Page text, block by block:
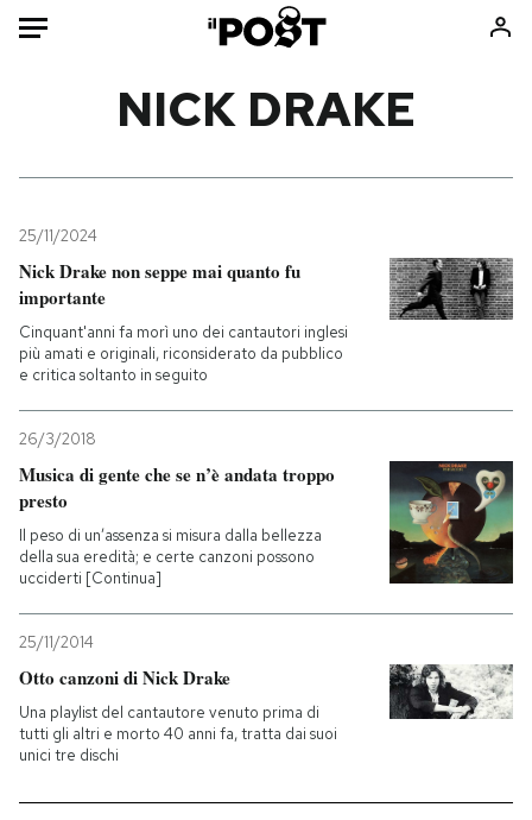
Mondo
Politica
Tecnologia
Internet
Scienza
Economia
Sport
Consumismi
Ok Boomer!
Mondiali calcio 2026
PODCAST
NEWSLETTER
I MIEI PREFERITI
NICK DRAKE
25/11/2024
Nick Drake non seppe mai quanto fu
importante
Cinquant'anni fa morì uno dei cantautori inglesi
più amati e originali, riconsiderato da pubblico
e critica soltanto in seguito
26/3/2018
Musica di gente che se n’è andata troppo
presto
Il peso di un’assenza si misura dalla bellezza
della sua eredità; e certe canzoni possono
ucciderti [Continua]
25/11/2014
Otto canzoni di Nick Drake
Una playlist del cantautore venuto prima di
tutti gli altri e morto 40 anni fa, tratta dai suoi
unici tre dischi